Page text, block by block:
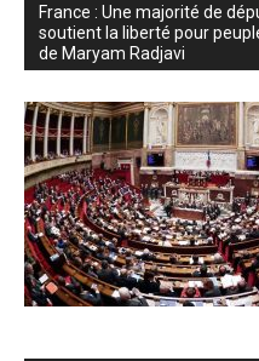
France : Une majorité de
soutient la liberté pour
de Maryam Radjavi